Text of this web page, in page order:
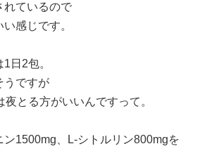
れているので
感じです。
日2包。
うですが
とる方がいいんですって。
ン1500mg、L-シトルリン800mgを